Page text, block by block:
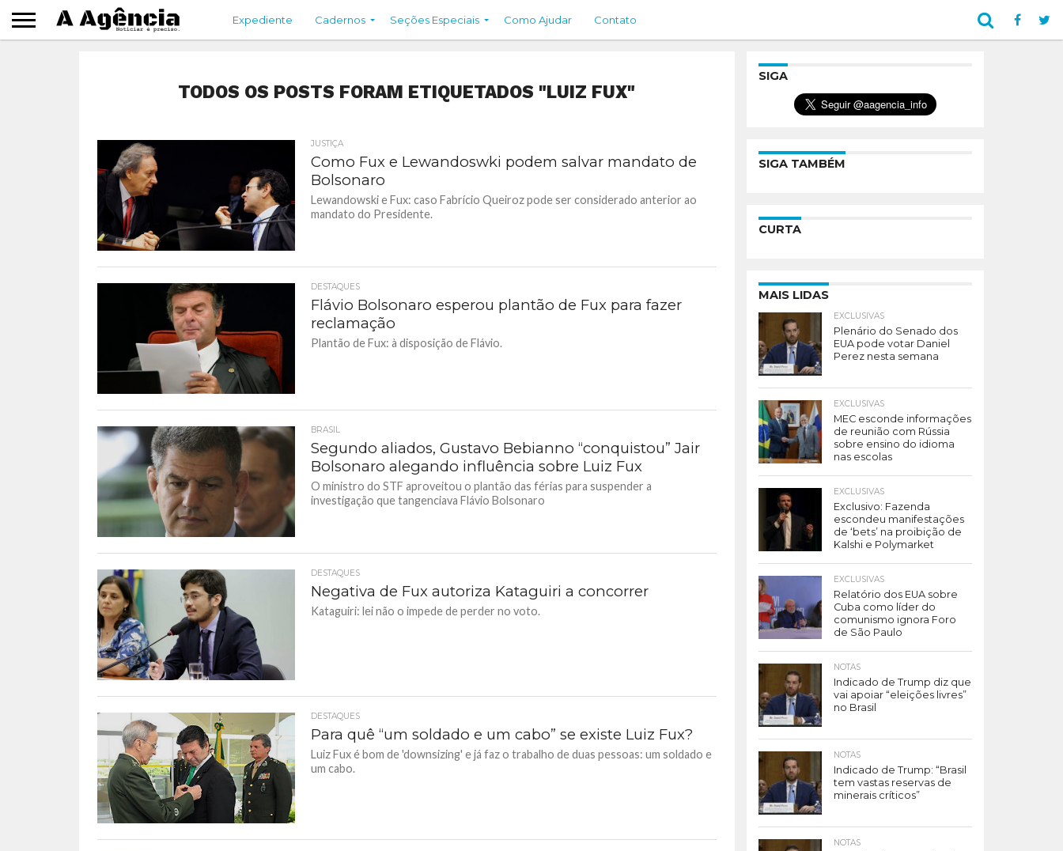
Expediente Cadernos Seções Especiais Como Ajudar Contato
TODOS OS POSTS FORAM ETIQUETADOS "LUIZ FUX"
JUSTIÇA
Como Fux e Lewandoswki podem salvar mandato de
Bolsonaro
Lewandowski e Fux: caso Fabrício Queiroz pode ser considerado anterior ao
mandato do Presidente.
DESTAQUES
Flávio Bolsonaro esperou plantão de Fux para fazer
reclamação
Plantão de Fux: à disposição de Flávio.
BRASIL
Segundo aliados, Gustavo Bebianno “conquistou” Jair
Bolsonaro alegando influência sobre Luiz Fux
O ministro do STF aproveitou o plantão das férias para suspender a
investigação que tangenciava Flávio Bolsonaro
DESTAQUES
Negativa de Fux autoriza Kataguiri a concorrer
Kataguiri: lei não o impede de perder no voto.
DESTAQUES
Para quê “um soldado e um cabo” se existe Luiz Fux?
Luiz Fux é bom de 'downsizing' e já faz o trabalho de duas pessoas: um soldado e
um cabo.
SIGA
SIGA TAMBÉM
CURTA
MAIS LIDAS
EXCLUSIVAS
Plenário do Senado dos
EUA pode votar Daniel
Perez nesta semana
EXCLUSIVAS
MEC esconde informações
de reunião com Rússia
sobre ensino do idioma
nas escolas
EXCLUSIVAS
Exclusivo: Fazenda
escondeu manifestações
de ‘bets’ na proibição de
Kalshi e Polymarket
EXCLUSIVAS
Relatório dos EUA sobre
Cuba como líder do
comunismo ignora Foro
de São Paulo
NOTAS
Indicado de Trump diz que
vai apoiar “eleições livres”
no Brasil
NOTAS
Indicado de Trump: “Brasil
tem vastas reservas de
minerais críticos”
NOTAS